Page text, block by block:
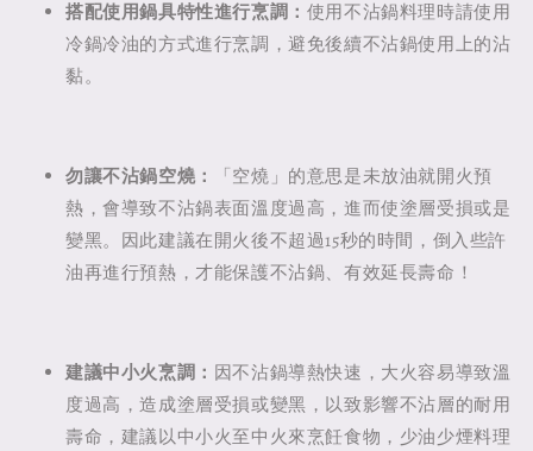
搭配使用鍋具特性進行烹調： 使用不沾鍋料理時請使用
冷鍋冷油的方式進行烹調，避免後續不沾鍋使用上的沾
黏。
勿讓不沾鍋空燒：
「空燒」的意思是未放油就開火預
熱，會導致不沾鍋表面溫度過高，進而使塗層受損或是
變黑。因此建議在開火後不超過15秒的時間，倒入些許
油再進行預熱，才能保護不沾鍋、有效延長壽命！
建議中小火烹調： 因不沾鍋導熱快速，大火容易導致溫
度過高，造成塗層受損或變黑，以致影響不沾層的耐用
壽命，建議以中小火至中火來烹飪食物，少油少煙料理